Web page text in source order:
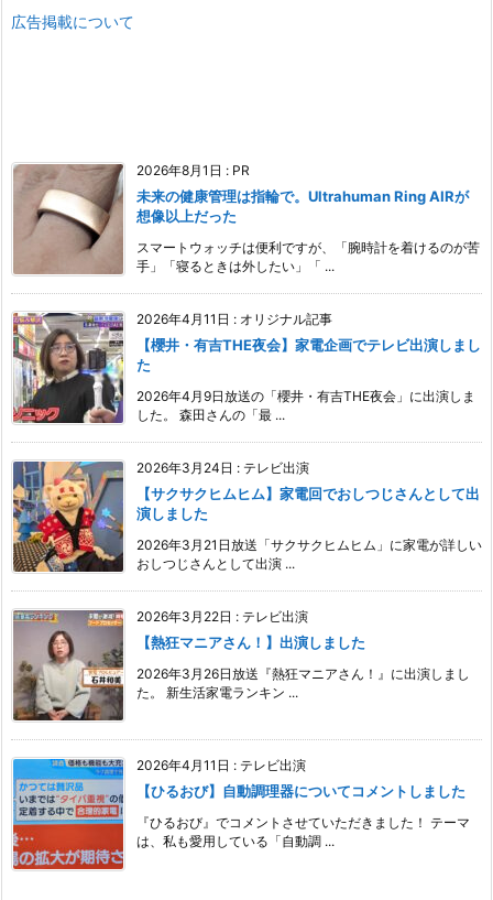
広告掲載について
2026年8月1日 : PR
未来の健康管理は指輪で。Ultrahuman Ring AIRが
想像以上だった
スマートウォッチは便利ですが、「腕時計を着けるのが苦
手」「寝るときは外したい」「 ...
2026年4月11日 : オリジナル記事
【櫻井・有吉THE夜会】家電企画でテレビ出演しまし
た
2026年4月9日放送の「櫻井・有吉THE夜会」に出演しま
した。 森田さんの「最 ...
2026年3月24日 : テレビ出演
【サクサクヒムヒム】家電回でおしつじさんとして出
演しました
2026年3月21日放送「サクサクヒムヒム」に家電が詳しい
おしつじさんとして出演 ...
2026年3月22日 : テレビ出演
【熱狂マニアさん！】出演しました
2026年3月26日放送『熱狂マニアさん！』に出演しまし
た。 新生活家電ランキン ...
2026年4月11日 : テレビ出演
【ひるおび】自動調理器についてコメントしました
『ひるおび』でコメントさせていただきました！ テーマ
は、私も愛用している「自動調 ...